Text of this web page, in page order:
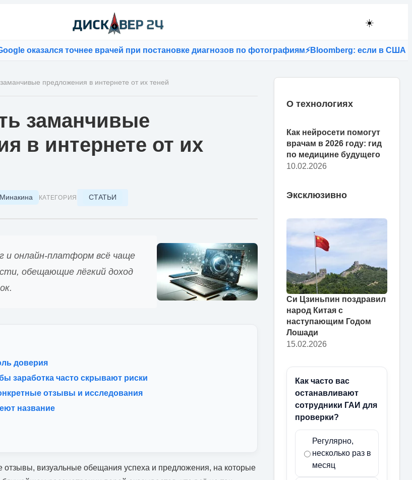
☀️
точнее врачей при постановке диагнозов по фотографиям⚡Bloomberg: если в США запретят
заманчивые предложения в интернете от их теней
заманчивые
в интернете от их
КАТЕГОРИЯ СТАТЬИ
и онлайн-платформ всё чаще
обещающие лёгкий доход
доверия
заработка часто скрывают риски
отзывы и исследования
название
отзывы, визуальные обещания успеха и предложения, на которые
О технологиях
Как нейросети помогут
врачам в 2026 году: гид
по медицине будущего
10.02.2026
Эксклюзивно
Си Цзиньпин поздравил
народ Китая с
наступающим Годом
Лошади
15.02.2026
Как часто вас
останавливают
сотрудники ГАИ для
проверки?
Регулярно,
несколько раз в
месяц